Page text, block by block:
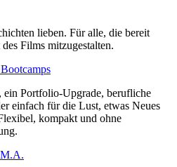
lieben. Für alle, die bereit
Films mitzugestalten.
ein Portfolio-Upgrade, berufliche
einfach für die Lust, etwas Neues
kompakt und ohne